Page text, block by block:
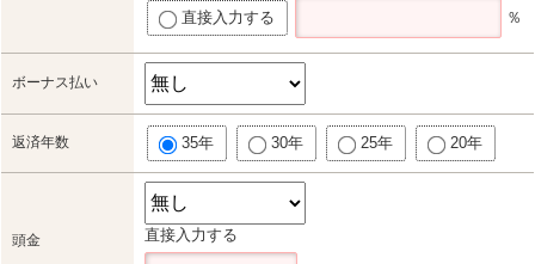
直接入力する ％
ボーナス払い
返済年数 35年 30年 25年 20年
頭金 直接入力する